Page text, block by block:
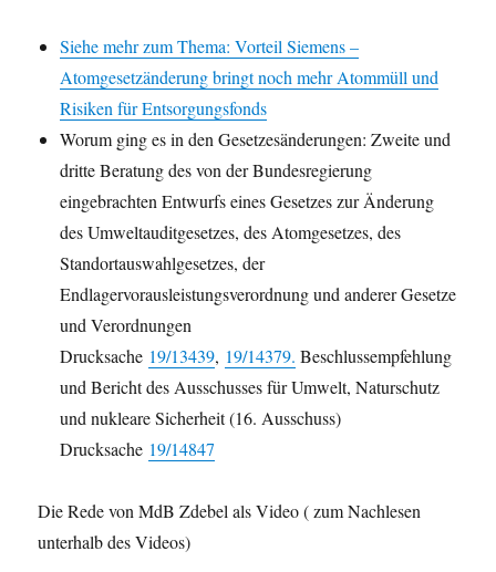
Siehe mehr zum Thema: Vorteil Siemens –
Atomgesetzänderung bringt noch mehr Atommüll und
Risiken für Entsorgungsfonds
Worum ging es in den Gesetzesänderungen: Zweite und
dritte Beratung des von der Bundesregierung
eingebrachten Entwurfs eines Gesetzes zur Änderung
des Umweltauditgesetzes, des Atomgesetzes, des
Standortauswahlgesetzes, der
Endlagervorausleistungsverordnung und anderer Gesetze
und Verordnungen
Drucksache 19/13439, 19/14379. Beschlussempfehlung
und Bericht des Ausschusses für Umwelt, Naturschutz
und nukleare Sicherheit (16. Ausschuss)
Drucksache 19/14847
Die Rede von MdB Zdebel als Video ( zum Nachlesen
unterhalb des Videos)